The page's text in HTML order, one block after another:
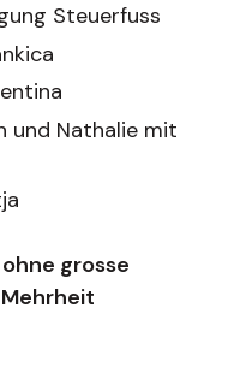
Steuerfuss
und Nathalie mit
ohne grosse